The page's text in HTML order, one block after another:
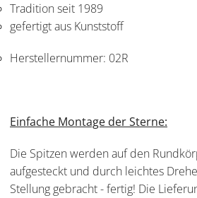
Tradition seit 1989
gefertigt aus Kunststoff
Herstellernummer: 02R
Einfache Montage der Sterne:
Die Spitzen werden auf den
aufgesteckt und durch leichtes
Stellung gebracht - fertig! Die